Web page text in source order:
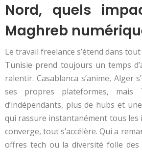
Nord, quels
Maghreb
Le travail freelance s’étend dans
Tunisie prend toujours un temps
ralentir. Casablanca s’anime, Alger
ses propres plateformes, mais
d’indépendants, plus de hubs et
qui rassure instantanément tous
converge, tout s’accélère. Qui a
offres tech ou la diversité folle